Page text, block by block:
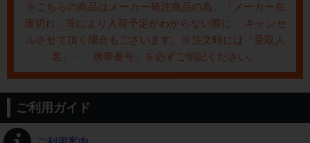
※こちらの商品はメーカー発注商品の為、「メーカー在
庫切れ」等により入荷予定がわからない際に、 キャンセ
ルさせて頂く場合もございます。※注文時には「受取人
名」・「携帯番号」を必ずご明記ください。
ご利用ガイド